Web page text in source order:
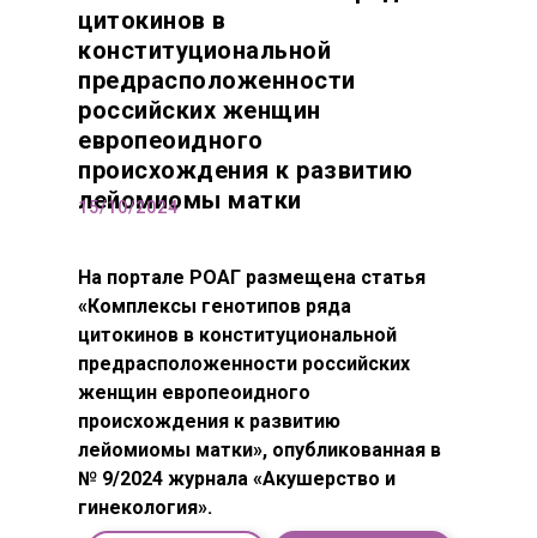
цитокинов в
конституциональной
предрасположенности
российских женщин
европеоидного
происхождения к развитию
лейомиомы матки
15/10/2024
На портале РОАГ размещена статья
«Комплексы генотипов ряда
цитокинов в конституциональной
предрасположенности российских
женщин европеоидного
происхождения к развитию
лейомиомы матки», опубликованная в
№ 9/2024 журнала «Акушерство и
гинекология».